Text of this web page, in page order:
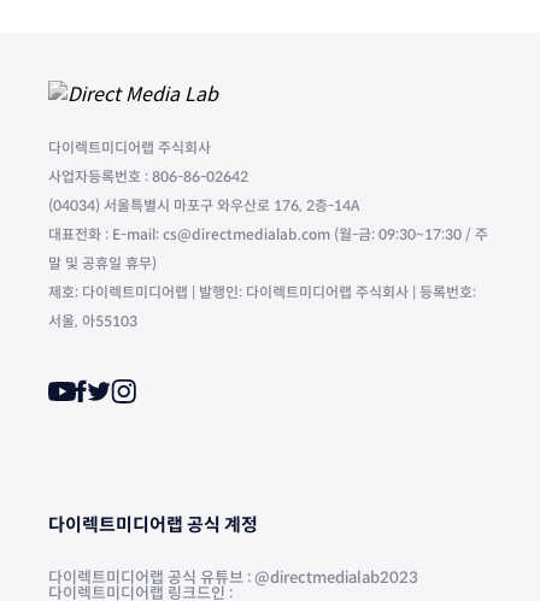
다이렉트미디어랩 주식회사
사업자등록번호 : 806-86-02642
(04034) 서울특별시 마포구 와우산로 176, 2층-14A
대표전화 : E-mail: cs@directmedialab.com (월-금: 09:30~17:30 / 주
말 및 공휴일 휴무)
제호: 다이렉트미디어랩 | 발행인: 다이렉트미디어랩 주식회사 | 등록번호:
서울, 아55103
다이렉트미디어랩 공식 계정
다이렉트미디어랩 공식 유튜브 : @directmedialab2023
다이렉트미디어랩 링크드인 :